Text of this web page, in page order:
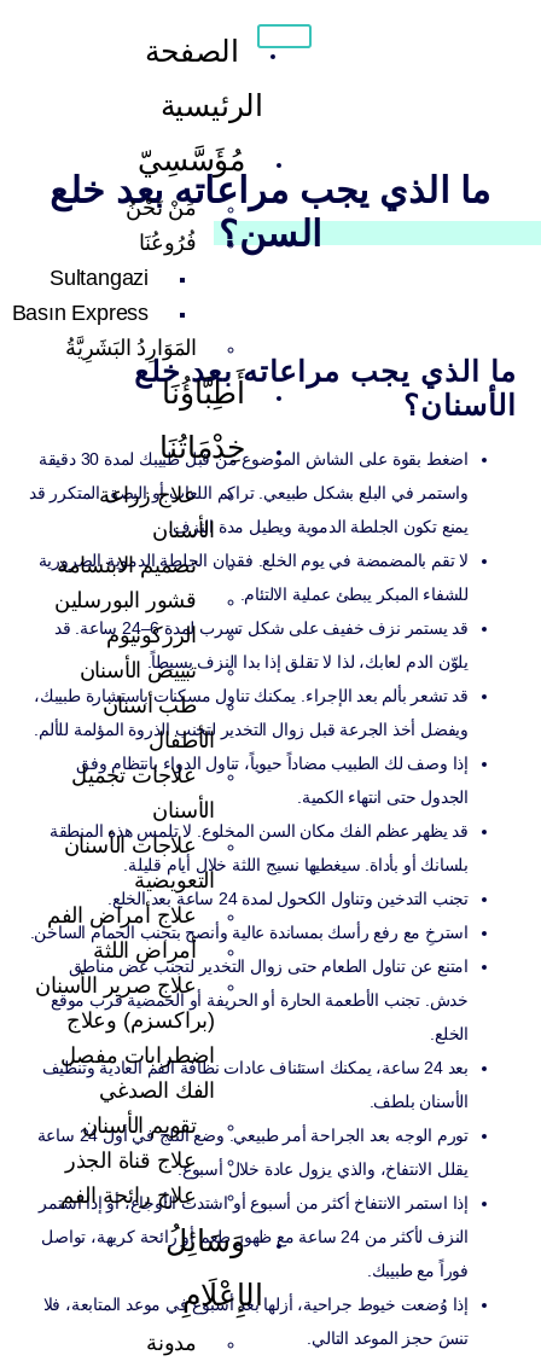
الصفحة
الرئيسية
مُؤَسَّسِيّ
مَنْ نَحْنُ
فُرُوعُنَا
Sultangazi
Basın Express
المَوَارِدُ البَشَرِيَّةُ
أَطِبَّاؤُنَا
خِدْمَاتُنَا
علاج زراعة
الأسنان
تصميم الابتسامة
قشور البورسلين
الزركونيوم
تبييض الأسنان
طب أسنان
الأطفال
علاجات تجميل
الأسنان
علاجات الأسنان
التعويضية
علاج أمراض الفم
أمراض اللثة
علاج صرير الأسنان
(براكسزم) وعلاج
اضطرابات مفصل
الفك الصدغي
تقويم الأسنان
علاج قناة الجذر
علاج رائحة الفم
وَسَائِلُ
الإِعْلَامِ
مدونة
ما الذي يجب مراعاته بعد خلع
السن؟
الذي يجب مراعاته بعد خلع
اضغط بقوة على الشاش الموضوع من قبل طبيبك لمدة 30 دقيقة
واستمر في البلع بشكل طبيعي. تراكم اللعاب أو البصق المتكرر قد
يمنع تكون الجلطة الدموية ويطيل مدة النزف.
لا تقم بالمضمضة في يوم الخلع. فقدان الجلطة الدموية الضرورية
للشفاء المبكر يبطئ عملية الالتئام.
قد يستمر نزف خفيف على شكل تسرب لمدة 6–24 ساعة. قد
يلوّن الدم لعابك، لذا لا تقلق إذا بدا النزف بسيطاً.
قد تشعر بألم بعد الإجراء. يمكنك تناول مسكنات باستشارة طبيبك،
ويفضل أخذ الجرعة قبل زوال التخدير لتجنب الذروة المؤلمة للألم.
إذا وصف لك الطبيب مضاداً حيوياً، تناول الدواء بانتظام وفق
الجدول حتى انتهاء الكمية.
قد يظهر عظم الفك مكان السن المخلوع. لا تلمس هذه المنطقة
بلسانك أو بأداة. سيغطيها نسيج اللثة خلال أيام قليلة.
تجنب التدخين وتناول الكحول لمدة 24 ساعة بعد الخلع.
استرخِ مع رفع رأسك بمساندة عالية وأنصح بتجنب الحمام الساخن.
امتنع عن تناول الطعام حتى زوال التخدير لتجنب عض مناطق
خدش. تجنب الأطعمة الحارة أو الحريفة أو الحمضية قرب موقع
الخلع.
بعد 24 ساعة، يمكنك استئناف عادات نظافة الفم العادية وتنظيف
الأسنان بلطف.
تورم الوجه بعد الجراحة أمر طبيعي. وضع الثلج في أول 24 ساعة
يقلل الانتفاخ، والذي يزول عادة خلال أسبوع.
إذا استمر الانتفاخ أكثر من أسبوع أو اشتدت الأوجاع، أو إذا استمر
النزف لأكثر من 24 ساعة مع ظهور طعم أو رائحة كريهة، تواصل
فوراً مع طبيبك.
إذا وُضعت خيوط جراحية، أزلها بعد أسبوع في موعد المتابعة، فلا
تنسَ حجز الموعد التالي.